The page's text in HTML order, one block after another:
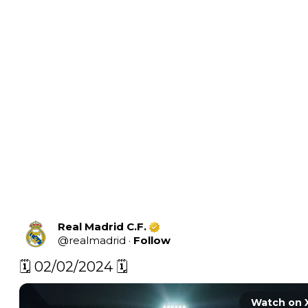
Real Madrid C.F.
@realmadrid · Follow
🗓️ 02/02/2024 🗓️
Watch on